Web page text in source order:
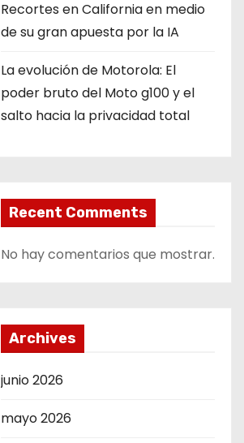
Recortes en California en medio
de su gran apuesta por la IA
La evolución de Motorola: El
poder bruto del Moto g100 y el
salto hacia la privacidad total
Recent Comments
No hay comentarios que mostrar.
Archives
junio 2026
mayo 2026